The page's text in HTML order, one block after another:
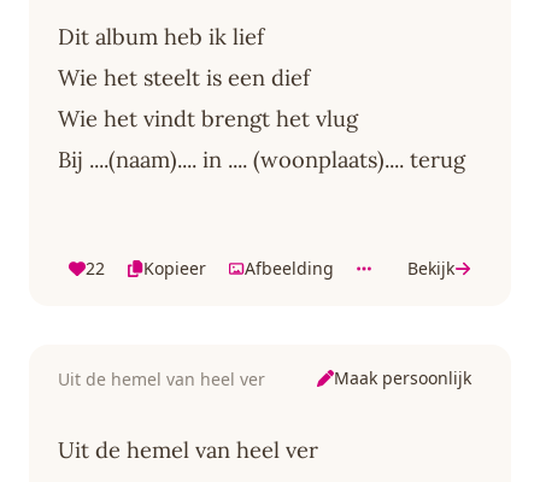
Dit album heb ik lief
Wie het steelt is een dief
Wie het vindt brengt het vlug
Bij ....(naam).... in .... (woonplaats).... terug
22 Kopieer Afbeelding Bekijk
Uit de hemel van heel ver Maak persoonlijk
Uit de hemel van heel ver